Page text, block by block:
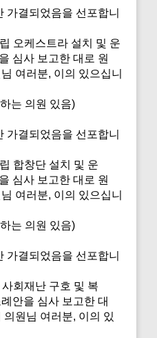
가결되었음을 선포합니
오케스트라 설치 및 운
심사 보고한 대로 원
여러분, 이의 있으십니
는 의원 있음)
가결되었음을 선포합니
합창단 설치 및 운
심사 보고한 대로 원
여러분, 이의 있으십니
는 의원 있음)
가결되었음을 선포합니
회재난 구호 및 복
안을 심사 보고한 대
원님 여러분, 이의 있